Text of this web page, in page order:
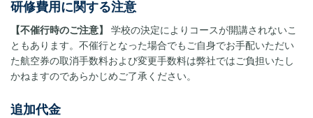
研修費用に関する注意
【不催行時のご注意】 学校の決定によりコースが開講されないこ
ともあります。不催行となった場合でもご自身でお手配いただい
た航空券の取消手数料および変更手数料は弊社ではご負担いたし
かねますのであらかじめご了承ください。
追加代金